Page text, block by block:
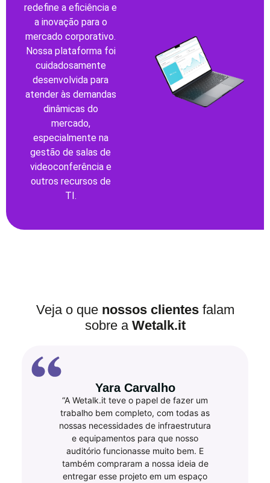
redefine a eficiência e
a inovação para o
mercado corporativo.
Nossa plataforma foi
cuidadosamente
desenvolvida para
atender às demandas
dinâmicas do
mercado,
especialmente na
gestão de salas de
videoconferência e
outros recursos de
TI.
Veja o que nossos clientesfalam
sobre a Wetalk.it
Yara Carvalho
“A Wetalk.it teve o papel de fazer um
trabalho bem completo, com todas as
nossas necessidades de infraestrutura
e equipamentos para que nosso
auditório funcionasse muito bem. E
também compraram a nossa ideia de
entregar esse projeto em um espaço